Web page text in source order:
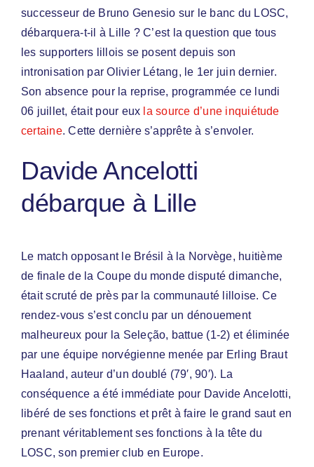
successeur de Bruno Genesio sur le banc du LOSC,
débarquera-t-il à Lille ? C’est la question que tous
les supporters lillois se posent depuis son
intronisation par Olivier Létang, le 1er juin dernier.
Son absence pour la reprise, programmée ce lundi
06 juillet, était pour eux la source d’une inquiétude
certaine. Cette dernière s’apprête à s’envoler.
Davide Ancelotti
débarque à Lille
Le match opposant le Brésil à la Norvège, huitième
de finale de la Coupe du monde disputé dimanche,
était scruté de près par la communauté lilloise. Ce
rendez-vous s’est conclu par un dénouement
malheureux pour la Seleção, battue (1-2) et éliminée
par une équipe norvégienne menée par Erling Braut
Haaland, auteur d’un doublé (79′, 90′). La
conséquence a été immédiate pour Davide Ancelotti,
libéré de ses fonctions et prêt à faire le grand saut en
prenant véritablement ses fonctions à la tête du
LOSC, son premier club en Europe.